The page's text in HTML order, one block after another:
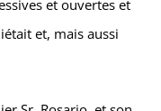
et ouvertes et
et, mais aussi